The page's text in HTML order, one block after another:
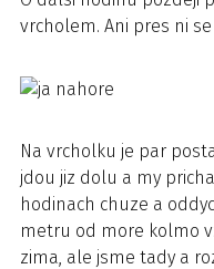
vrcholem. Ani pres ni
Na vrcholku je par
jdou jiz dolu a my
hodinach chuze a
metru od more kolmo
zima, ale jsme tady a